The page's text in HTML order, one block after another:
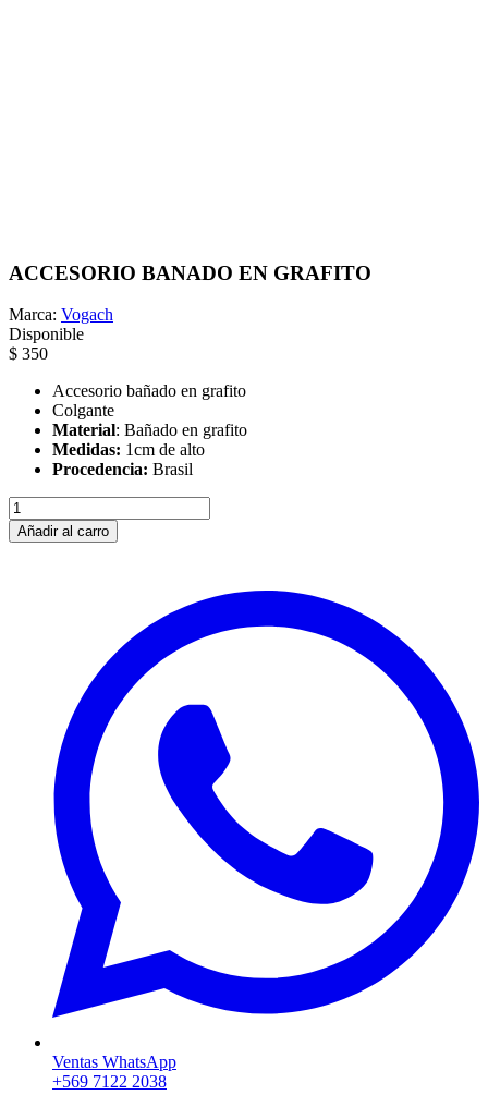
ACCESORIO BANADO EN GRAFITO
Marca: Vogach
Disponible
$ 350
Accesorio bañado en grafito
Colgante
Material: Bañado en grafito
Medidas: 1cm de alto
Procedencia: Brasil
Añadir al carro
Ventas WhatsApp
+569 7122 2038